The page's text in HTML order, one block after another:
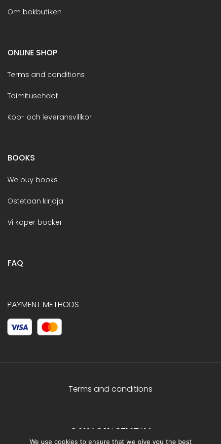
Om bokbutiken
ONLINE SHOP
Terms and conditions
Toimitusehdot
Köp- och leveransvillkor
BOOKS
We buy books
Ostetaan kirjoja
Vi köper böcker
FAQ
PAYMENT METHODS
Terms and conditions
© 2026 C.HAGELSTAM
We use cookies to ensure that we give you the best